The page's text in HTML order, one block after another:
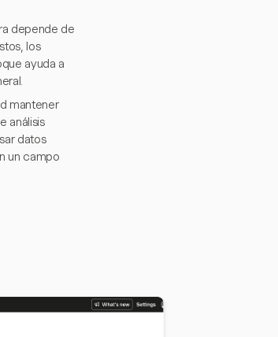
depende de
los
ayuda a
mantener
análisis
datos
un campo